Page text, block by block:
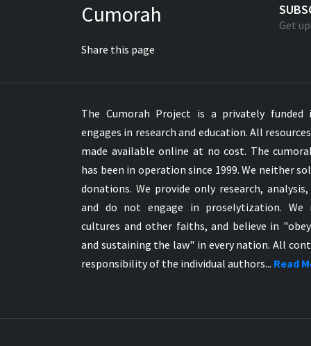
Cumorah
Share this page
Get
The Cumorah Project is a privately
engages in research and education. All
made available online at no cost. The
has been in operation since 1999. We neither
donations. We provide only research, analysis,
and do not engage in proselytization. We
cultures and other faiths, and believe in
and sustaining the law" in every nation. All
responsibility of the individual authors... Read